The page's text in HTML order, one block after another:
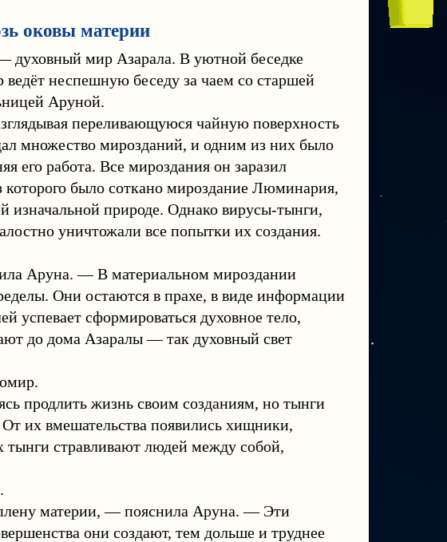
оковы материи
духовный мир Азарала. В уютной беседке
ведёт неспешную беседу за чаем со старшей
Аруной.
переливающуюся чайную поверхность
множество мирозданий, и одним из них было
его работа. Все мироздания он заразил
было соткано мироздание Люминария,
изначальной природе. Однако вирусы-тынги,
уничтожали все попытки их создания.
Аруна. — В материальном мироздании
Они остаются в прахе, в виде информации
сформироваться духовное тело,
до дома Азаралы — так духовный свет
продлить жизнь своим созданиям, но тынги
их вмешательства появились хищники,
стравливают людей между собой,
материи, — пояснила Аруна. — Эти
они создают, тем дольше и труднее